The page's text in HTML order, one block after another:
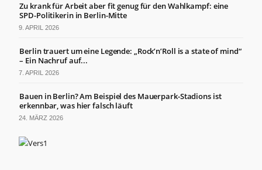
Zu krank für Arbeit aber fit genug für den Wahlkampf: eine
SPD-Politikerin in Berlin-Mitte
9. APRIL 2026
Berlin trauert um eine Legende: „Rock’n’Roll is a state of mind“
– Ein Nachruf auf...
7. APRIL 2026
Bauen in Berlin? Am Beispiel des Mauerpark-Stadions ist
erkennbar, was hier falsch läuft
24. MÄRZ 2026